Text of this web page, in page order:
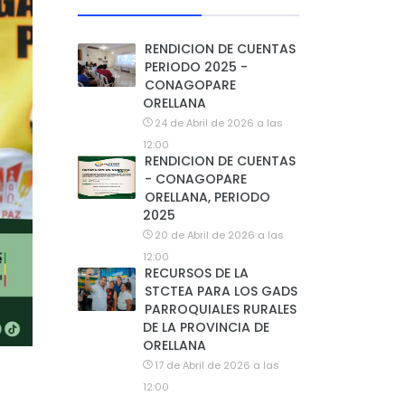
RENDICION DE CUENTAS
PERIODO 2025 -
CONAGOPARE
ORELLANA
24 de Abril de 2026 a las
12:00
RENDICION DE CUENTAS
- CONAGOPARE
ORELLANA, PERIODO
2025
20 de Abril de 2026 a las
12:00
RECURSOS DE LA
STCTEA PARA LOS GADS
PARROQUIALES RURALES
DE LA PROVINCIA DE
ORELLANA
17 de Abril de 2026 a las
12:00